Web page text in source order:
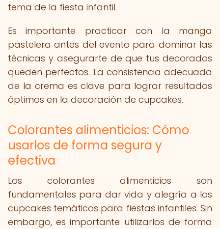
tema de la fiesta infantil.
Es importante practicar con la manga
pastelera antes del evento para dominar las
técnicas y asegurarte de que tus decorados
queden perfectos. La consistencia adecuada
de la crema es clave para lograr resultados
óptimos en la decoración de cupcakes.
Colorantes alimenticios: Cómo
usarlos de forma segura y
efectiva
Los colorantes alimenticios son
fundamentales para dar vida y alegría a los
cupcakes temáticos para fiestas infantiles. Sin
embargo, es importante utilizarlos de forma